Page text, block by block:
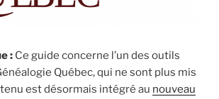
: Ce guide concerne l’un des outils
Québec, qui ne sont plus mis
est désormais intégré au nouveau